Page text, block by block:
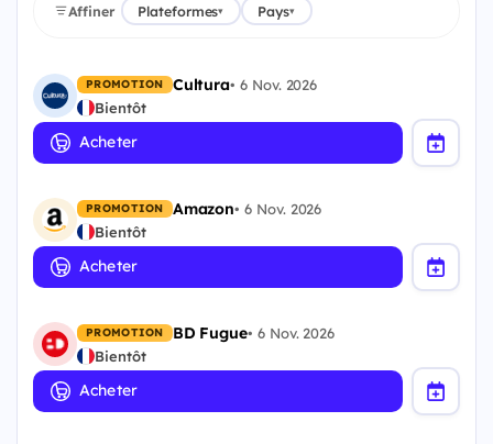
Affiner Plateformes▾ Pays▾
PROMOTION Cultura•6 Nov. 2026
Bientôt
Acheter
PROMOTION Amazon•6 Nov. 2026
Bientôt
Acheter
PROMOTION BD Fugue• 6 Nov. 2026
Bientôt
Acheter